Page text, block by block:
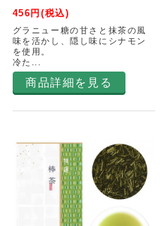
456円(税込)
グラニュー糖の甘さと抹茶の風
味を活かし、隠し味にシナモン
を使用。
冷た...
商品詳細を見る